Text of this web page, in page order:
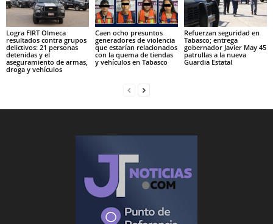
Logra FIRT Olmeca
resultados contra grupos
delictivos: 21 personas
detenidas y el
aseguramiento de armas,
droga y vehículos
Caen ocho presuntos
generadores de violencia
que estarían relacionados
con la quema de tiendas
y vehículos en Tabasco
Refuerzan seguridad en
Tabasco; entrega
gobernador Javier May 45
patrullas a la nueva
Guardia Estatal